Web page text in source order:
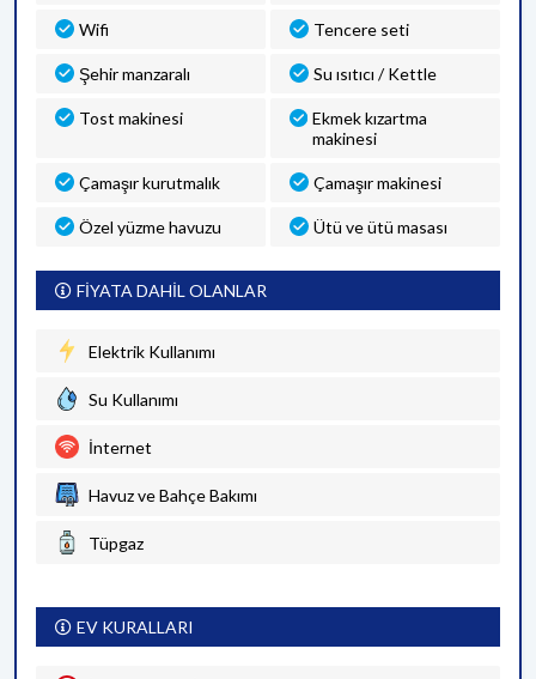
Wifi Tencere seti
Şehir manzaralı Su ısıtıcı / Kettle
Tost makinesi
Ekmek kızartma
makinesi
Çamaşır kurutmalık Çamaşır makinesi
Özel yüzme havuzu Ütü ve ütü masası
FİYATA DAHİL OLANLAR
Elektrik Kullanımı
Su Kullanımı
İnternet
Havuz ve Bahçe Bakımı
Tüpgaz
EV KURALLARI